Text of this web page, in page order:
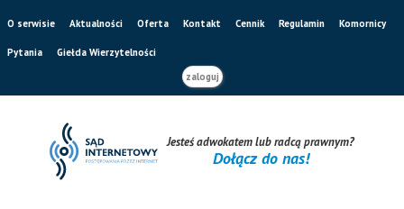
O serwisie Aktualności Oferta Kontakt Cennik Regulamin Komornicy
Pytania
Giełda Wierzytelności
zaloguj
Jesteś adwokatem lub radcą prawnym?
Dołącz do nas!